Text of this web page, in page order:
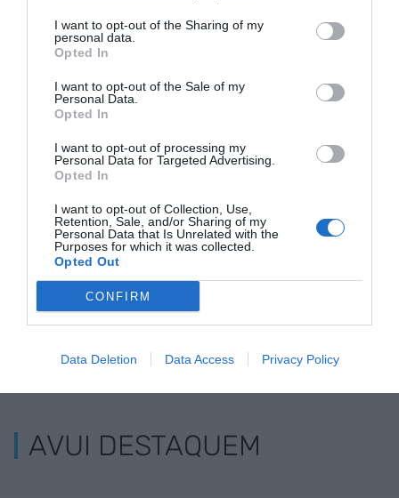
I want to opt-out of the Sharing of my
personal data.
Opted In
I want to opt-out of the Sale of my
Personal Data.
Opted In
I want to opt-out of processing my
Personal Data for Targeted Advertising.
Opted In
I want to opt-out of Collection, Use,
Retention, Sale, and/or Sharing of my
Personal Data that Is Unrelated with the
Purposes for which it was collected.
Opted Out
CONFIRM
Data Deletion Data Access Privacy Policy
TERMCAT.
AfegirVIA Empresa
com a font preferida de
Google de forma gratuïta
ACTIVAR ARA
ELS MÉS LLEGITS
AVUI DESTAQUEM